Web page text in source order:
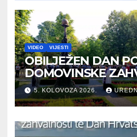
VIDEO VIJESTI
OBILJEŽEN DAN
DOMOVINSKE
TE DAN
BRANITELJA
5. KOLOVOZA 2026.